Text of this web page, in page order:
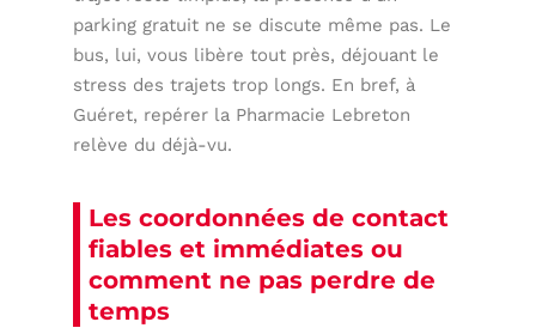
parking gratuit ne se discute même pas. Le
bus, lui, vous libère tout près, déjouant le
stress des trajets trop longs. En bref, à
Guéret, repérer la Pharmacie Lebreton
relève du déjà-vu.
Les coordonnées de contact
fiables et immédiates ou
comment ne pas perdre de
temps